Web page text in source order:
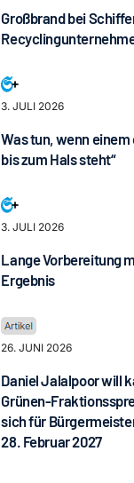
Großbrand bei
3. JULI 2026
Was tun, wenn einem
bis zum Hals steht“
3. JULI 2026
Lange Vorbereitung
Ergebnis
26. JUNI 2026
Daniel Jalalpoor will
Grünen-
sich für
28. Februar 2027